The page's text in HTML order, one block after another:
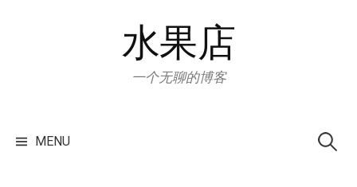
水果店
一个无聊的博客
MENU for: